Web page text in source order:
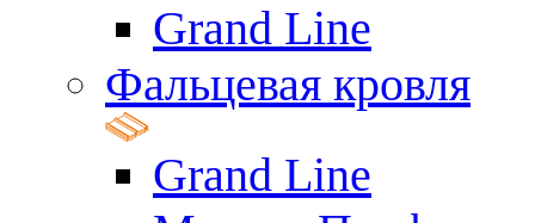
Grand Line
Фальцевая кровля
Grand Line